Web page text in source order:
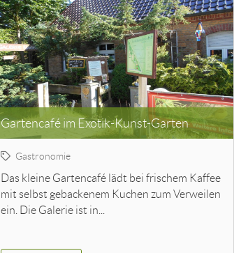
Gartencafé im Exotik-Kunst-Garten
Gastronomie
Das kleine Gartencafé lädt bei frischem Kaffee
mit selbst gebackenem Kuchen zum Verweilen
ein. Die Galerie ist in...